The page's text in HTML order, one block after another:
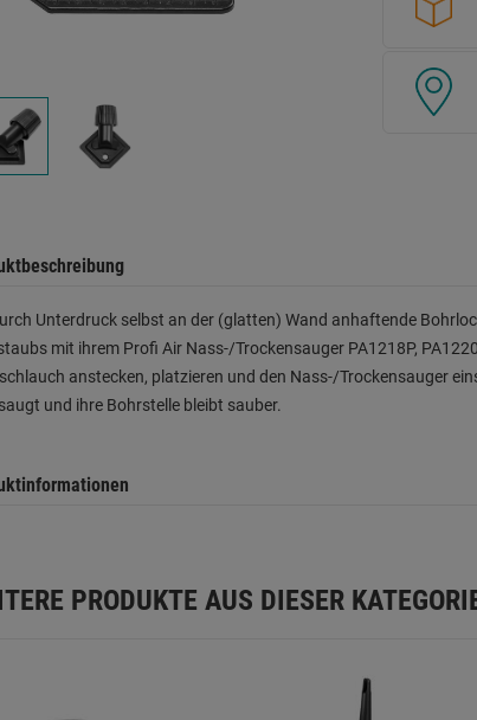
Unterdruck selbst an der (glatten) Wand anhaftende
mit ihrem Profi Air Nass-/Trockensauger PA1218P,
anstecken, platzieren und den Nass-/Trockensauger
und ihre Bohrstelle bleibt sauber.
PRODUKTE AUS DIESER